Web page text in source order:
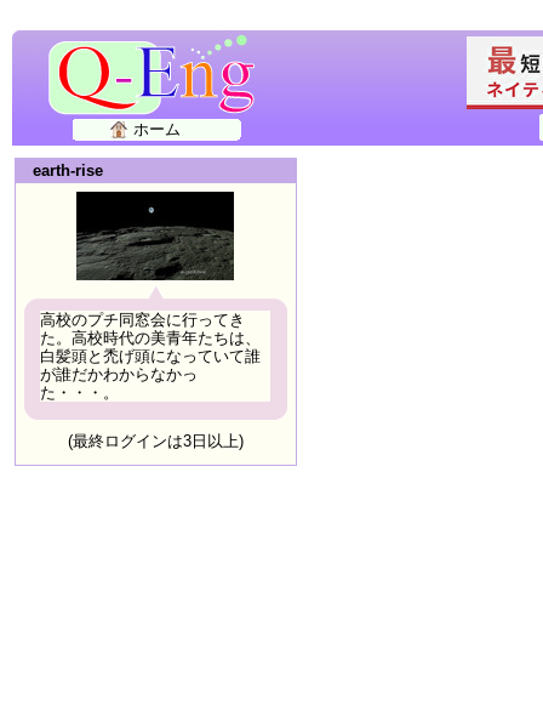
ホーム
earth-rise
高校のプチ同窓会に行ってき
た。高校時代の美青年たちは、
白髪頭と禿げ頭になっていて誰
が誰だかわからなかっ
た・・・。
(最終ログインは3日以上)